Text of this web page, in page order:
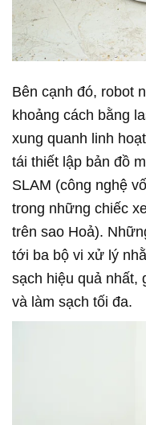
Bên cạnh đó, robot
khoảng cách bằng
xung quanh linh
tái thiết lập bản đồ
SLAM (công nghệ
trong những chiếc
trên sao Hoả).
tới ba bộ vi xử lý
sạch hiệu quả nhất,
và làm sạch tối đa.